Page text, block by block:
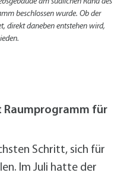
beschlossen wurde. Ob der
direkt daneben entstehen wird,
Raumprogramm für
Schritt, sich für
Im Juli hatte der